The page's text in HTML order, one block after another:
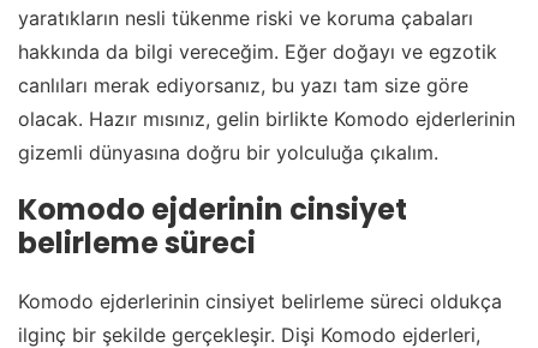
yaratıkların nesli tükenme riski ve koruma çabaları
hakkında da bilgi vereceğim. Eğer doğayı ve egzotik
canlıları merak ediyorsanız, bu yazı tam size göre
olacak. Hazır mısınız, gelin birlikte Komodo ejderlerinin
gizemli dünyasına doğru bir yolculuğa çıkalım.
Komodo ejderinin cinsiyet
belirleme süreci
Komodo ejderlerinin cinsiyet belirleme süreci oldukça
ilginç bir şekilde gerçekleşir. Dişi Komodo ejderleri,